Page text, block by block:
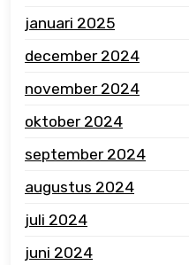
januari 2025
december 2024
november 2024
oktober 2024
september 2024
augustus 2024
juli 2024
juni 2024